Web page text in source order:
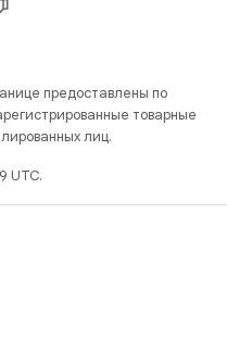
предоставлены по
товарные
лиц.
UTC.